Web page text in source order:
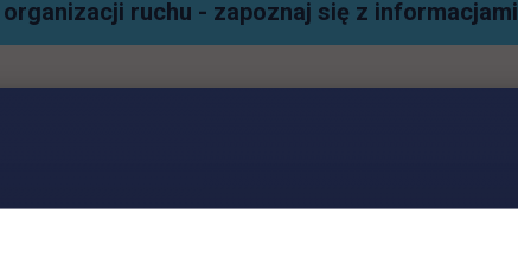
organizacji ruchu - zapoznaj się z informacjami
& media UTH